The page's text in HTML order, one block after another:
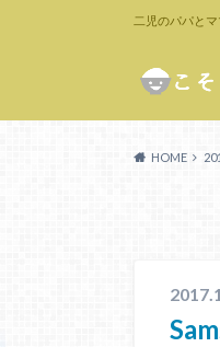
二児のパパと
HOME